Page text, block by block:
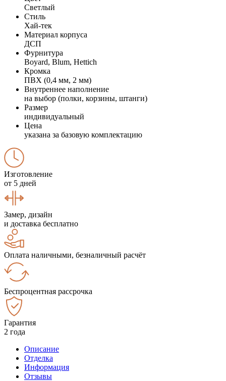
Светлый
Стиль
Хай-тек
Материал корпуса
ДСП
Фурнитура
Boyard, Blum, Hettich
Кромка
ПВХ (0,4 мм, 2 мм)
Внутреннее наполнение
на выбор (полки, корзины, штанги)
Размер
индивидуальный
Цена
указана за базовую комплектацию
Изготовление
от 5 дней
Замер, дизайн
и доставка бесплатно
Оплата наличными, безналичный расчёт
Беспроцентная рассрочка
Гарантия
2 года
Описание
Отделка
Информация
Отзывы